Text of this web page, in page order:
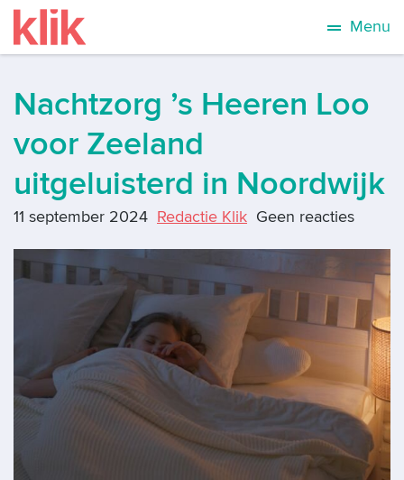
Menu
Nachtzorg ’s Heeren Loo
voor Zeeland
uitgeluisterd in Noordwijk
11 september 2024 Redactie Klik Geen reacties